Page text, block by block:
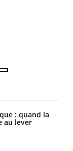
: quand la
au lever